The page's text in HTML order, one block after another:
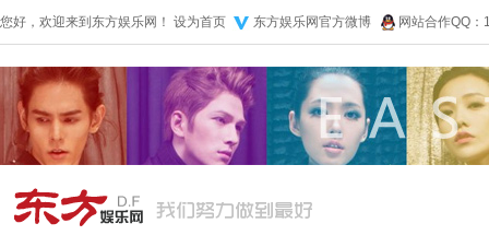
您好，欢迎来到东方娱乐网！ 设为首页 东方娱乐网官方微博 网站合作QQ